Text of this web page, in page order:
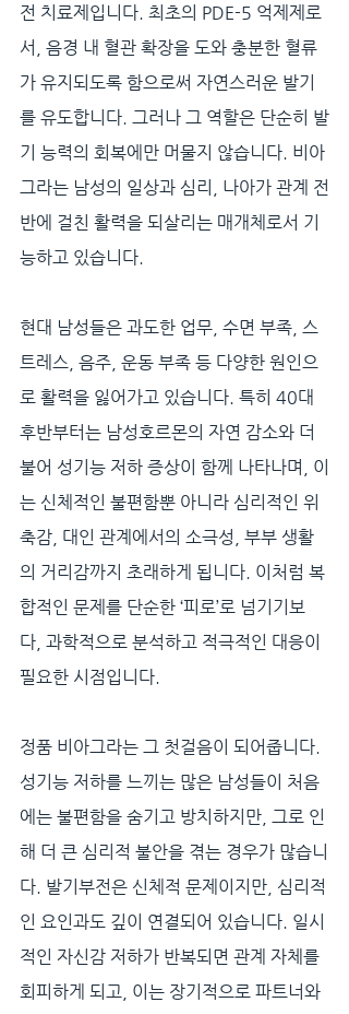
전 치료제입니다. 최초의 PDE-5 억제제로
서, 음경 내 혈관 확장을 도와 충분한 혈류
가 유지되도록 함으로써 자연스러운 발기
를 유도합니다. 그러나 그 역할은 단순히 발
기 능력의 회복에만 머물지 않습니다. 비아
그라는 남성의 일상과 심리, 나아가 관계 전
반에 걸친 활력을 되살리는 매개체로서 기
능하고 있습니다.
현대 남성들은 과도한 업무, 수면 부족, 스
트레스, 음주, 운동 부족 등 다양한 원인으
로 활력을 잃어가고 있습니다. 특히 40대
후반부터는 남성호르몬의 자연 감소와 더
불어 성기능 저하 증상이 함께 나타나며, 이
는 신체적인 불편함뿐 아니라 심리적인 위
축감, 대인 관계에서의 소극성, 부부 생활
의 거리감까지 초래하게 됩니다. 이처럼 복
합적인 문제를 단순한 ‘피로’로 넘기기보
다, 과학적으로 분석하고 적극적인 대응이
필요한 시점입니다.
정품 비아그라는 그 첫걸음이 되어줍니다.
성기능 저하를 느끼는 많은 남성들이 처음
에는 불편함을 숨기고 방치하지만, 그로 인
해 더 큰 심리적 불안을 겪는 경우가 많습니
다. 발기부전은 신체적 문제이지만, 심리적
인 요인과도 깊이 연결되어 있습니다. 일시
적인 자신감 저하가 반복되면 관계 자체를
회피하게 되고, 이는 장기적으로 파트너와